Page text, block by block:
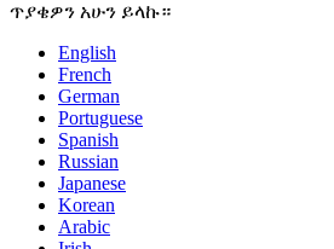
ጥያቄዎን አሁን ይላኩ።
English
French
German
Portuguese
Spanish
Russian
Japanese
Korean
Arabic